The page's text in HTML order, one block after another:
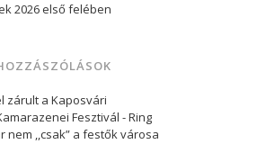
2026 első felében
zárult a Kaposvári
Fesztivál - Ring
nem ,,csak” a festők városa